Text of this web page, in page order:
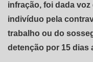
infração, foi dada
indivíduo pela
trabalho ou do
detenção por 15 dias